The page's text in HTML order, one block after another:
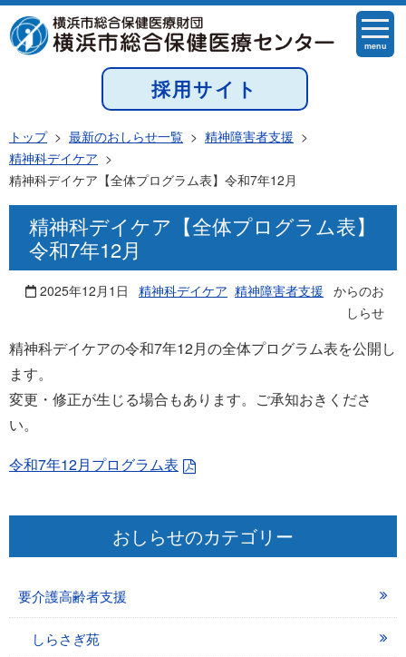
menu
採用サイト
トップ> 最新のおしらせ一覧 > 精神障害者支援 >
精神科デイケア >
精神科デイケア【全体プログラム表】令和7年12月
精神科デイケア【全体プログラム表】
令和7年12月
2025年12月1日 精神科デイケア 精神障害者支援 からのお
しらせ
精神科デイケアの令和7年12月の全体プログラム表を公開し
ます。
変更・修正が生じる場合もあります。ご承知おきくださ
い。
令和7年12月プログラム表
おしらせのカテゴリー
要介護高齢者支援
しらさぎ苑